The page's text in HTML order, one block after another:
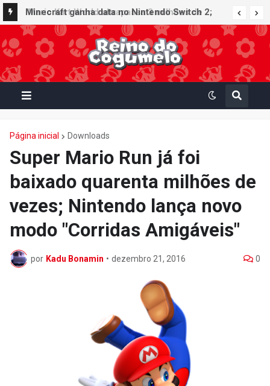
Minecraft ganha data no Nintendo Switch 2;
Super Mario Mash-Up receberá atualização
gráfica exclusiva
Página inicial Downloads
Super Mario Run já foi
baixado quarenta milhões de
vezes; Nintendo lança novo
modo "Corridas Amigáveis"
por Kadu Bonamin • dezembro 21, 2016 0